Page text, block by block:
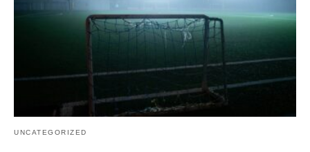
UNCATEGORIZED